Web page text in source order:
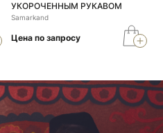
УКОРОЧЕННЫМ РУКАВОМ
Samarkand
Цена по запросу